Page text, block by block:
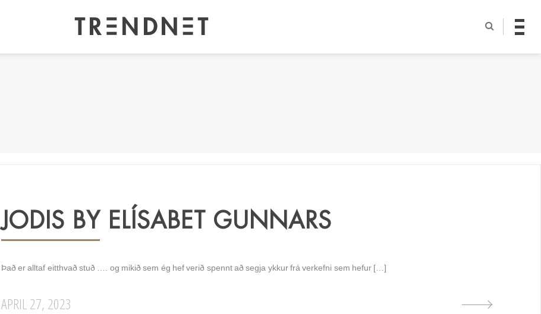
JODIS BY ELÍSABET GUNNARS
Það er alltaf eitthvað stuð …. og mikið sem ég hef verið spennt að segja ykkur frá verkefni sem hefur […]
APRIL 27, 2023